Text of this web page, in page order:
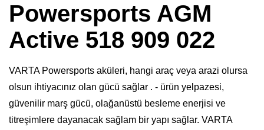
Powersports AGM
Active 518 909 022
VARTA Powersports aküleri, hangi araç veya arazi olursa
olsun ihtiyacınız olan gücü sağlar . - ürün yelpazesi,
güvenilir marş gücü, olağanüstü besleme enerjisi ve
titreşimlere dayanacak sağlam bir yapı sağlar. VARTA